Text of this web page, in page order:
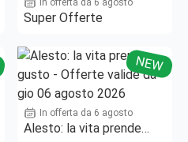
Super Offerte
NEW
In offerta da 6 agosto
Alesto: la vita prende